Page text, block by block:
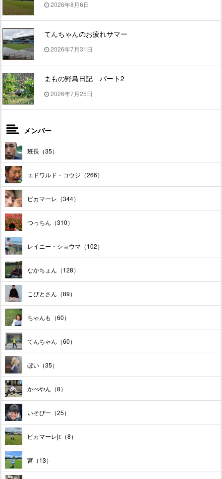
2026年8月6日
てんちゃんのお疲れサマー
2026年7月31日
まもの野鳥日記 パート2
2026年7月25日
メンバー
班長（35）
エドワルド・コウジ（266）
ピカマーレ（344）
つっちん（310）
レイニー・ショウマ（102）
なかちょん（128）
こびとさん（89）
ちゃんも（60）
てんちゃん（60）
ぼい（35）
かべやん（8）
いそぴー（25）
ピカマーレjr.（8）
宮（13）